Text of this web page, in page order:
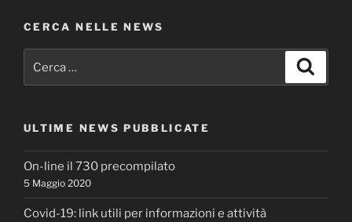
CERCA NELLE NEWS
ULTIME NEWS PUBBLICATE
On-line il 730 precompilato
5 Maggio 2020
Covid-19: link utili per informazioni e attività